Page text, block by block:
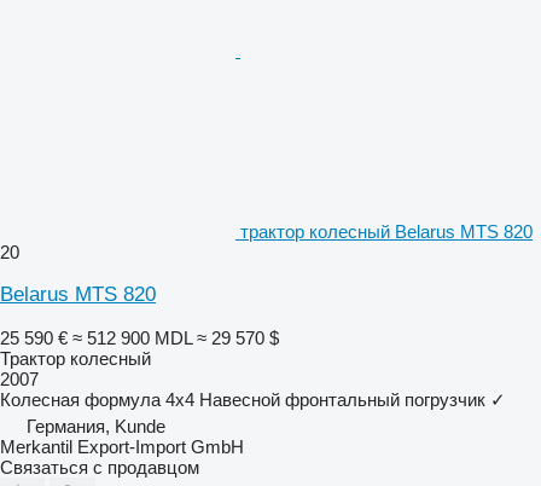
трактор колесный Belarus MTS 820
20
Belarus MTS 820
25 590 € ≈ 512 900 MDL ≈ 29 570 $
Трактор колесный
2007
Колесная формула 4x4 Навесной фронтальный погрузчик ✓
Германия, Kunde
Merkantil Export-Import GmbH
Связаться с продавцом